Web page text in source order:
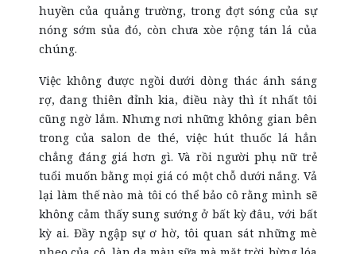
huyền của quảng trường, trong đợt sóng của sự
nóng sớm sủa đó, còn chưa xòe rộng tán lá của
chúng.
Việc không được ngồi dưới dòng thác ánh sáng
rợ, đang thiên đỉnh kia, điều này thì ít nhất tôi
cũng ngờ lắm. Nhưng nơi những không gian bên
trong của salon de thé, việc hút thuốc lá hẳn
chẳng đáng giá hơn gì. Và rồi người phụ nữ trẻ
tuổi muốn bằng mọi giá có một chỗ dưới nắng. Vả
lại làm thế nào mà tôi có thể bảo cô rằng mình sẽ
không cảm thấy sung sướng ở bất kỳ đâu, với bất
kỳ ai. Đầy ngập sự ơ hờ, tôi quan sát những mè